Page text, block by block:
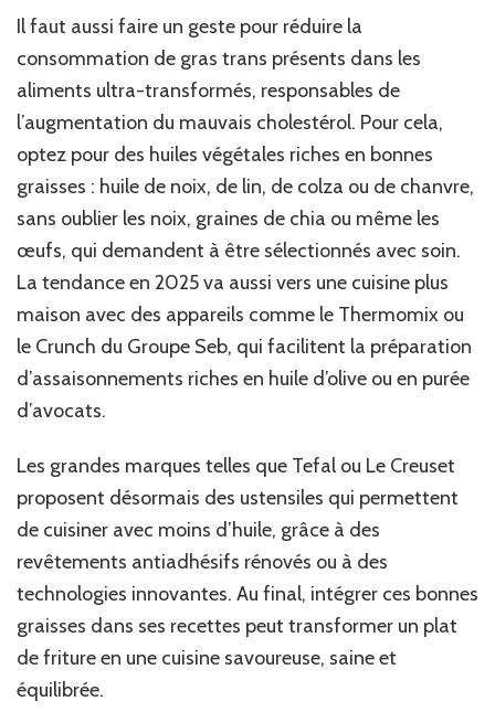
Il faut aussi faire un geste pour réduire la
consommation de gras trans présents dans les
aliments ultra-transformés, responsables de
l’augmentation du mauvais cholestérol. Pour cela,
optez pour des huiles végétales riches en bonnes
graisses : huile de noix, de lin, de colza ou de chanvre,
sans oublier les noix, graines de chia ou même les
œufs, qui demandent à être sélectionnés avec soin.
La tendance en 2025 va aussi vers une cuisine plus
maison avec des appareils comme le Thermomix ou
le Crunch du Groupe Seb, qui facilitent la préparation
d’assaisonnements riches en huile d’olive ou en purée
d’avocats.
Les grandes marques telles que Tefal ou Le Creuset
proposent désormais des ustensiles qui permettent
de cuisiner avec moins d’huile, grâce à des
revêtements antiadhésifs rénovés ou à des
technologies innovantes. Au final, intégrer ces bonnes
graisses dans ses recettes peut transformer un plat
de friture en une cuisine savoureuse, saine et
équilibrée.